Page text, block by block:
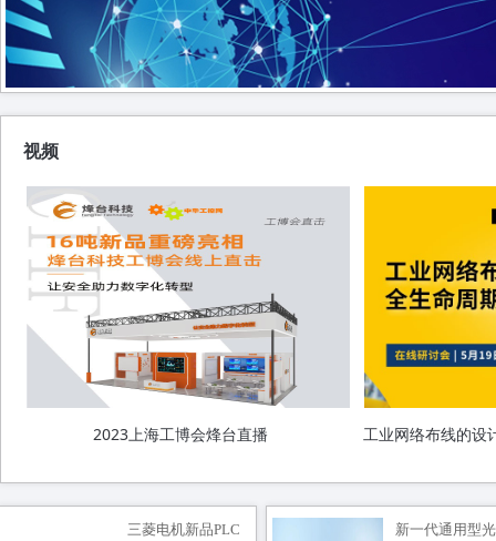
无人值守停车场云坐席求助呼叫
对讲系统
安全101 | 西克三步轻松搞定安
全扫描仪的选型
现可持续生产？
劳易测合作伙伴Pizzato安全门锁
应用案例
江西净化车间洁净室安装无菌灌
装室装修标准方案
多网点多品牌精密空调集中监控
方案
视频
2023上海工博会烽台直播 工业网络布线的设
三菱电机新品PLC
新一代通用型